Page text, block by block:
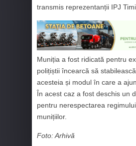
transmis reprezentanții IPJ
Muniția a fost ridicată pentru
polițiștii încearcă să
acesteia și modul în care a
În acest caz a fost deschis un
pentru nerespectarea
munițiilor.
Foto: Arhivă